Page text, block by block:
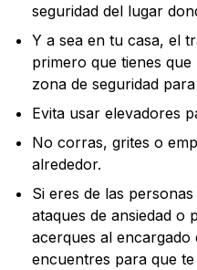
seguridad del lugar
Y a sea en tu casa, el
primero que tienes
zona de seguridad
Evita usar elevadores
No corras, grites o
alrededor.
Si eres de las
ataques de ansiedad o
acerques al encargado
encuentres para que